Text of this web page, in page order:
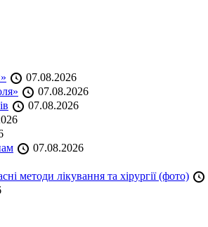
07.08.2026
07.08.2026
07.08.2026
07.08.2026
методи лікування та хірургії (фото)